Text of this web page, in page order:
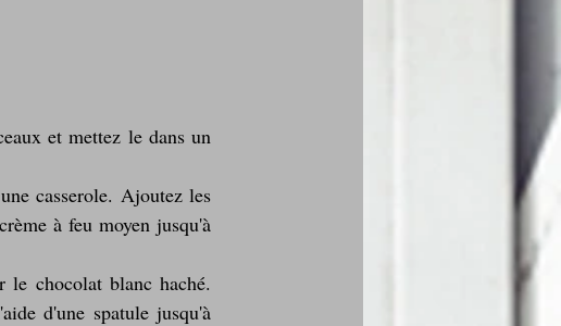
et mettez le dans un
casserole. Ajoutez les
à feu moyen jusqu'à
le chocolat blanc haché.
d'une spatule jusqu'à